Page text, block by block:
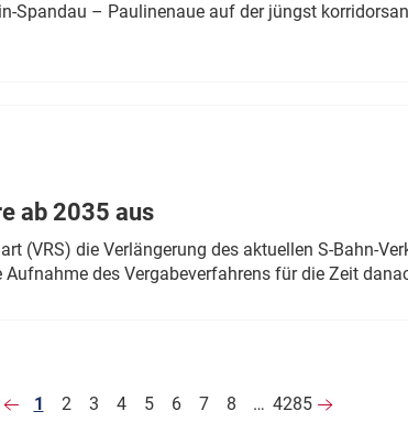
Spandau – Paulinenaue auf der jüngst
ab 2035 aus
(VRS) die Verlängerung des aktuellen S-Bahn-
des Vergabeverfahrens für die Zeit
1 2 3 4 5 6 7 8 … 4285